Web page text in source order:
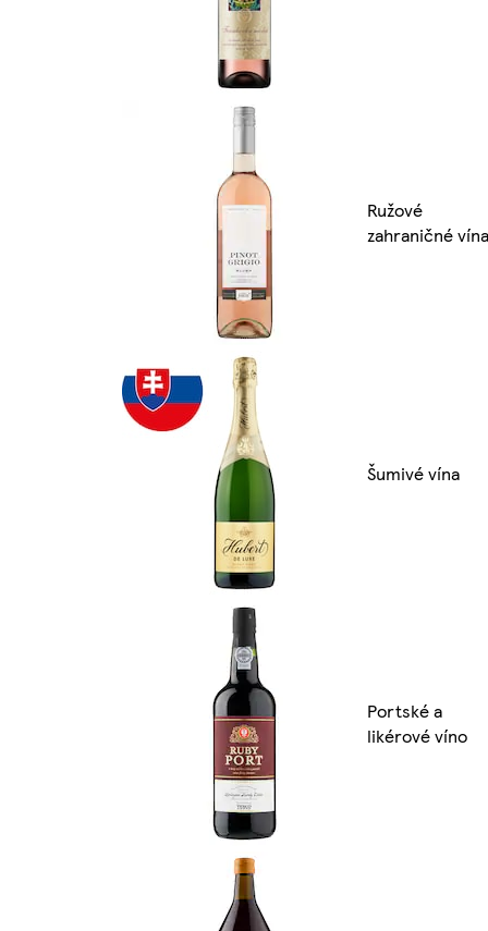
Ružové
zahraničné vína
Šumivé vína
Portské a
likérové víno